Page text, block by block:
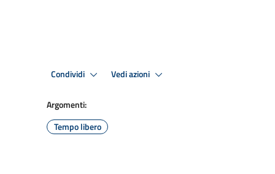
Condividi Vedi azioni
Argomenti:
Tempo libero